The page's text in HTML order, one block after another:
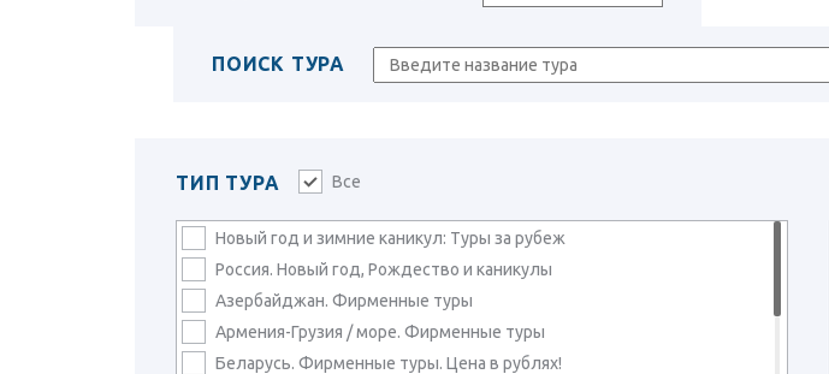
ПОИСК ТУРА
ТИП ТУРА Все
Новый год и зимние каникул: Туры за рубеж
Россия. Новый год, Рождество и каникулы
Азербайджан. Фирменные туры
Армения-Грузия / море. Фирменные туры
Беларусь. Фирменные туры. Цена в рублях!